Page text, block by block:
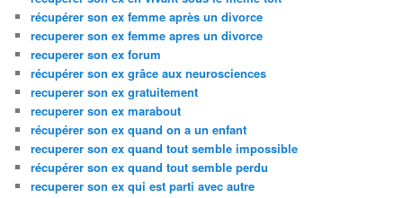
récupérer son ex femme après un divorce
recuperer son ex femme apres un divorce
recuperer son ex forum
récupérer son ex grâce aux neurosciences
recuperer son ex gratuitement
recuperer son ex marabout
récupérer son ex quand on a un enfant
recuperer son ex quand tout semble impossible
récupérer son ex quand tout semble perdu
recuperer son ex qui est parti avec autre